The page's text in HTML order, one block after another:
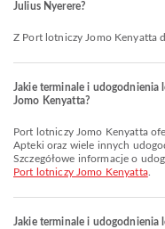
Julius Nyerere?
Z Port lotniczy Jomo
Jakie terminale i udogodnienia
Jomo Kenyatta?
Port lotniczy Jomo Kenyatta oferuje Poczekalnia, Pokój modlitwy, Klinika i
Apteki oraz wiele innych
Szczegółowe informacje o
Port lotniczy Jomo Kenyatta.
Jakie terminale i udogodnienia